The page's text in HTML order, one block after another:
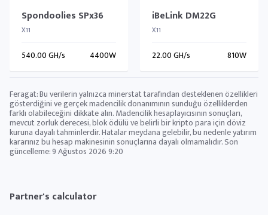
Spondoolies SPx36
X11
540.00 GH/s 4400W
iBeLink DM22G
X11
22.00 GH/s 810W
Feragat: Bu verilerin yalnızca minerstat tarafından desteklenen özellikleri
gösterdiğini ve gerçek madencilik donanımının sunduğu özelliklerden
farklı olabileceğini dikkate alın. Madencilik hesaplayıcısının sonuçları,
mevcut zorluk derecesi, blok ödülü ve belirli bir kripto para için döviz
kuruna dayalı tahminlerdir. Hatalar meydana gelebilir, bu nedenle yatırım
kararınız bu hesap makinesinin sonuçlarına dayalı olmamalıdır. Son
güncelleme:9 Ağustos 2026 9:20
Partner's calculator